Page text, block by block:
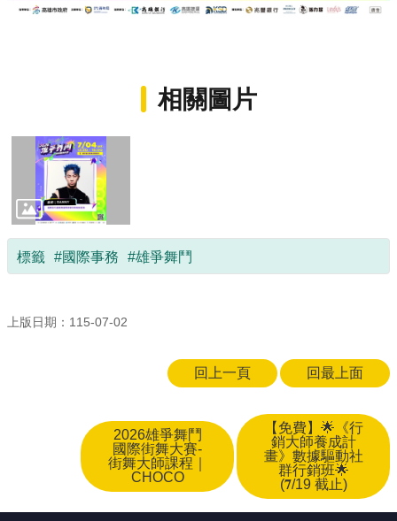
相關圖片
標籤 #國際事務 #雄爭舞鬥
上版日期：115-07-02
回上一頁 回最上面
2026雄爭舞鬥
國際街舞大賽-
街舞大師課程｜
CHOCO
【免費】🌟《行
銷大師養成計
畫》數據驅動社
群行銷班🌟
(𝟕/19 截止)